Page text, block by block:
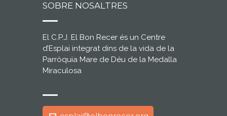
SOBRE NOSALTRES
El C.P.J. El Bon Recer és un Centre
d’Esplai integrat dins de la vida de la
Parròquia Mare de Déu de la Medalla
Miraculosa